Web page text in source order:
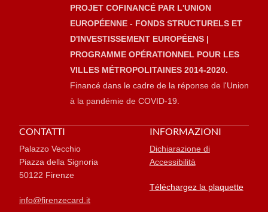
PROJET COFINANCÉ PAR L'UNION
EUROPÉENNE - FONDS STRUCTURELS ET
D'INVESTISSEMENT EUROPÉENS |
PROGRAMME OPÉRATIONNEL POUR LES
VILLES MÉTROPOLITAINES 2014-2020.
Financé dans le cadre de la réponse de l'Union
à la pandémie de COVID-19.
CONTATTI
Palazzo Vecchio
Piazza della Signoria
50122 Firenze
info@firenzecard.it
INFORMAZIONI
Dichiarazione di
Accessibilità
Téléchargez la plaquette